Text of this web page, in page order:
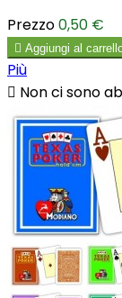
Prezzo0,50 €
 Aggiungi al
Più
 Non ci sono